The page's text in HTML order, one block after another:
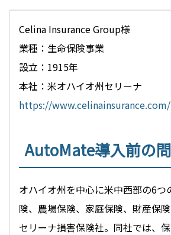
コーポレートサイトはこちら
Celina Insurance Group様
業種：生命保険事業
設立：1915年
本社：米オハイオ州セリーナ
https://www.celinainsurance.com/
AutoMate導入前の
オハイオ州を中心に米中西部の6つ
険、農場保険、家庭保険、財産保
セリーナ損害保険社。同社では、